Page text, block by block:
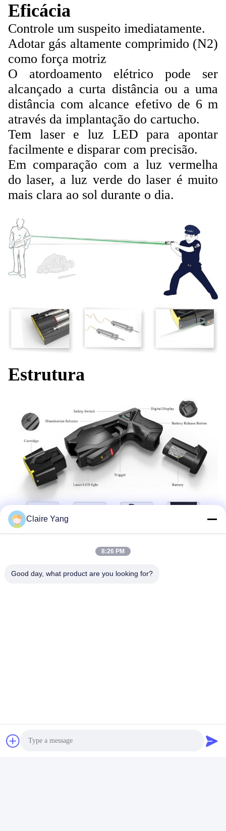
Eficácia
Controle um suspeito imediatamente.
Adotar gás altamente comprimido (N2)
como força motriz
O atordoamento elétrico pode ser
alcançado a curta distância ou a uma
distância com alcance efetivo de 6 m
através da implantação do cartucho.
Tem laser e luz LED para apontar
facilmente e disparar com precisão.
Em comparação com a luz vermelha
do laser, a luz verde do laser é muito
mais clara ao sol durante o dia.
Estrutura
17º andar, Bloco 9A, Parque Científico Baoneng,
Comunidade Qinghu, Distrito de Longhua, Cidade de
Claire Yang
8:26 PM
Good day, what product are you looking for?